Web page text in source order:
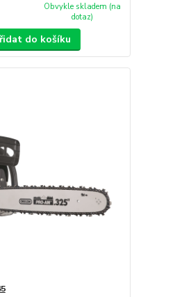
Obvykle skladem (na
dotaz)
do košíku